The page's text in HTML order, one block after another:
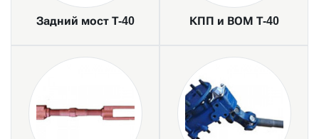
Задний мост Т-40 КПП и ВОМ Т-40